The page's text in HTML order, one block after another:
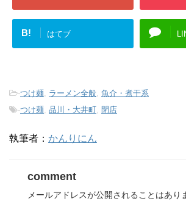
B! はてブ
-つけ麺, ラーメン全般, 魚介・煮干系
-つけ麺, 品川・大井町, 閉店
執筆者： かんりにん
comment
メールアドレスが公開されることはあり